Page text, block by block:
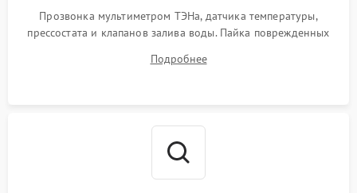
Прозвонка мультиметром ТЭНа, датчика температуры,
прессостата и клапанов залива воды. Пайка поврежденных
Восстановление целостности проводки и контактов.
Подробнее